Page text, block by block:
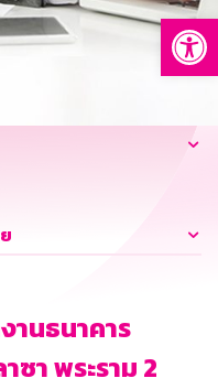
านธนาคาร
า พระราม 2